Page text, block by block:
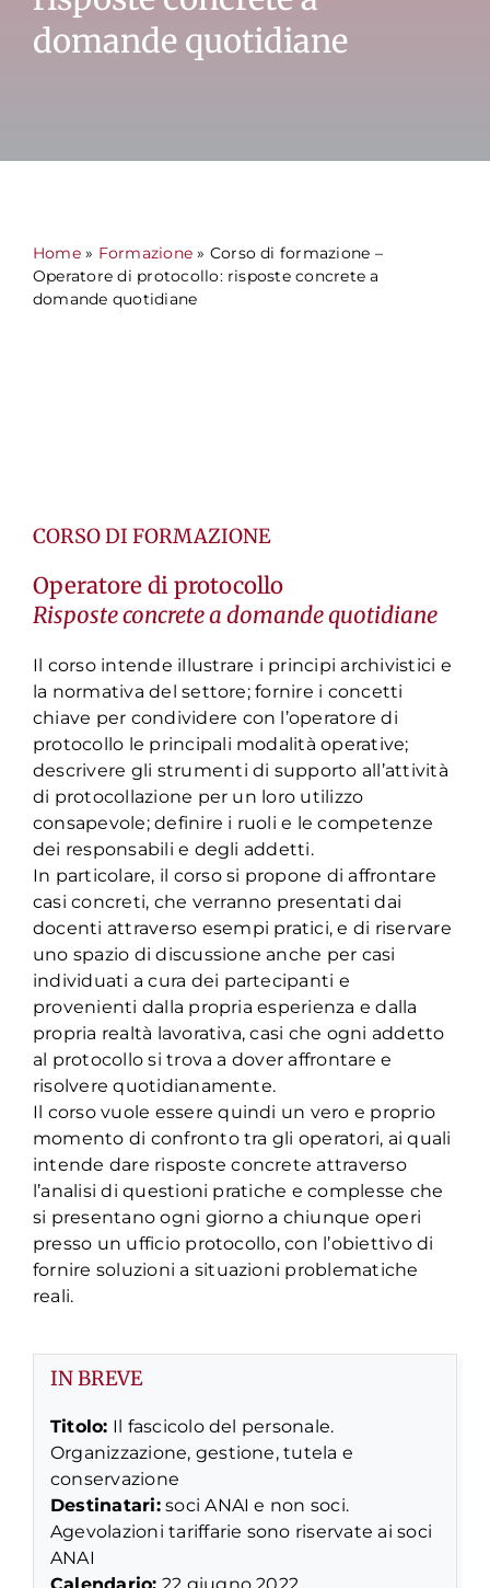
CERCA
PER:
domande quotidiane
Home» Formazione » Corso di formazione –
Operatore di protocollo: risposte concrete a
domande quotidiane
CORSO DI FORMAZIONE
Operatore di protocollo
Risposte concrete a domande quotidiane
Il corso intende i llustrare i principi archivistici e
la normativa del settore; fornire i concetti
chiave per condividere con l’operatore di
protocollo le principali modalità operative;
descrivere gli strumenti di supporto all’attività
di protocollazione per un loro utilizzo
consapevole; definire i ruoli e le competenze
dei responsabili e degli addetti.
In particolare, il corso si propone di affrontare
casi concreti, che verranno presentati dai
docenti attraverso esempi pratici, e di riservare
uno spazio di discussione anche per casi
individuati a cura dei partecipanti e
provenienti dalla propria esperienza e dalla
propria realtà lavorativa, casi che ogni addetto
al protocollo si trova a dover affrontare e
risolvere quotidianamente.
Il corso vuole essere quindi un vero e proprio
momento di confronto tra gli operatori, ai quali
intende dare risposte concrete attraverso
l’analisi di questioni pratiche e complesse che
si presentano ogni giorno a chiunque operi
presso un ufficio protocollo, con l’obiettivo di
fornire soluzioni a situazioni problematiche
reali.
IN BREVE
Titolo: Il fascicolo del personale.
Organizzazione, gestione, tutela e
conservazione
Destinatari:soci ANAI e non soci.
Agevolazioni tariffarie sono riservate ai soci
ANAI